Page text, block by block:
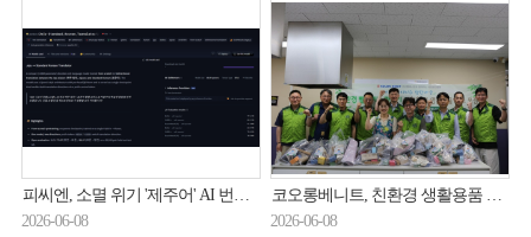
피씨엔, 소멸 위기 '제주어' AI 번역 모델 개발…오픈소스로 전면 공개
2026-06-08
코오롱베니트, 친환경 생활용품 키트 나눔 봉사 진행
2026-06-08